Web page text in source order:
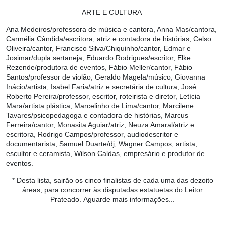
ARTE E CULTURA
Ana Medeiros/professora de música e cantora, Anna Mas/cantora,
Carmélia Cândida/escritora, atriz e contadora de histórias, Celso
Oliveira/cantor, Francisco Silva/Chiquinho/cantor, Edmar e
Josimar/dupla sertaneja, Eduardo Rodrigues/escritor, Elke
Rezende/produtora de eventos, Fábio Meller/cantor, Fábio
Santos/professor de violão, Geraldo Magela/músico, Giovanna
Inácio/artista, Isabel Faria/atriz e secretária de cultura, José
Roberto Pereira/professor, escritor, roteirista e diretor, Letícia
Mara/artista plástica, Marcelinho de Lima/cantor, Marcilene
Tavares/psicopedagoga e contadora de histórias, Marcus
Ferreira/cantor, Monasita Aguiar/atriz, Neuza Amaral/atriz e
escritora, Rodrigo Campos/professor, audiodescritor e
documentarista, Samuel Duarte/dj, Wagner Campos, artista,
escultor e ceramista, Wilson Caldas, empresário e produtor de
eventos.
* Desta lista, sairão os cinco finalistas de cada uma das dezoito
áreas, para concorrer às disputadas estatuetas do Leitor
Prateado. Aguarde mais informações...